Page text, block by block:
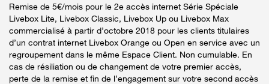
Remise de 5€/mois pour le 2e accès internet Série Spéciale
Livebox Lite, Livebox Classic, Livebox Up ou Livebox Max
commercialisé à partir d’octobre 2018 pour les clients titulaires
d’un contrat internet Livebox Orange ou Open en service avec un
regroupement dans le même Espace Client. Non cumulable. En
cas de résiliation ou de changement de votre premier accès,
perte de la remise et fin de l’engagement sur votre second accès